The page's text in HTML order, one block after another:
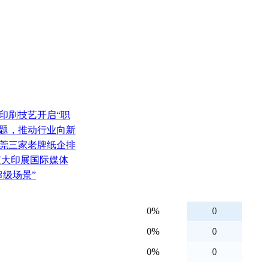
刷技艺开启“职
，推动行业向新
三家老牌纸企排
印展国际媒体
级场景”